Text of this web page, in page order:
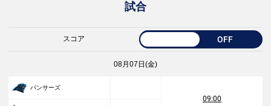
試合
スコア OFF
08月07日(金)
パンサーズ
09:00